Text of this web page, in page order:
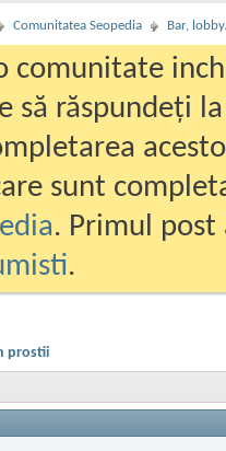
Comunitatea Seopedia Bar,
comunitate
să răspundeți
sunt
. Primul
.
prostii